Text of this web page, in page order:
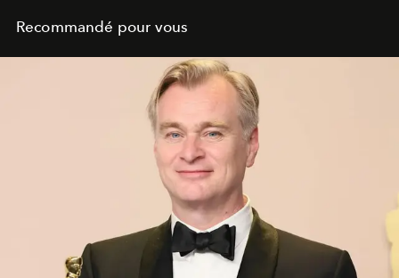
Recommandé pour vous